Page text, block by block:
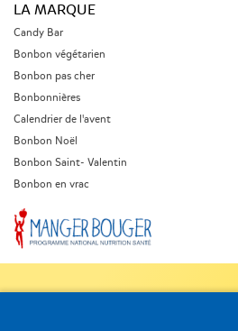
LA MARQUE
Candy Bar
Bonbon végétarien
Bonbon pas cher
Bonbonnières
Calendrier de l'avent
Bonbon Noël
Bonbon Saint- Valentin
Bonbon en vrac